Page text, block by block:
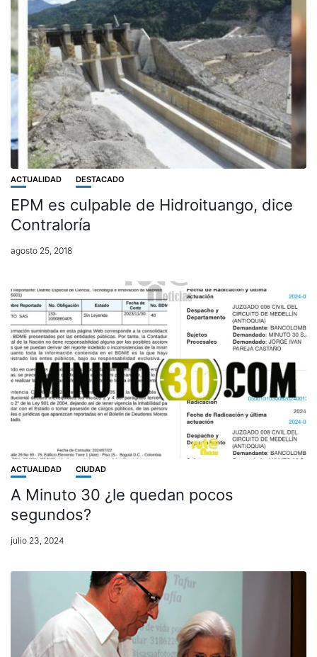
ACTUALIDAD DESTACADO
EPM es culpable de Hidroituango, dice
Contraloría
agosto 25, 2018
ACTUALIDAD CIUDAD
A Minuto 30 ¿le quedan pocos
segundos?
julio 23, 2024